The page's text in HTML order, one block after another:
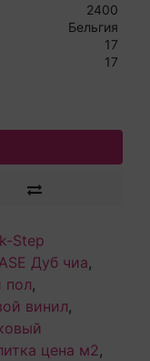
2400
Бельгия
17
17
Step
Дуб чиа,
пол,
винил,
цена м2 ,